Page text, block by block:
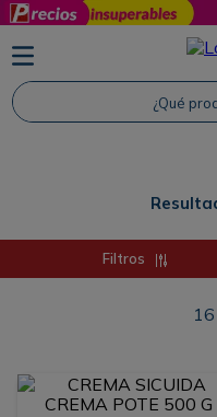
¿Qué producto buscas?
Filtros
16
TÉRMINOS MÁS BUSCADOS
1. Protector Solar
2. Shampoo